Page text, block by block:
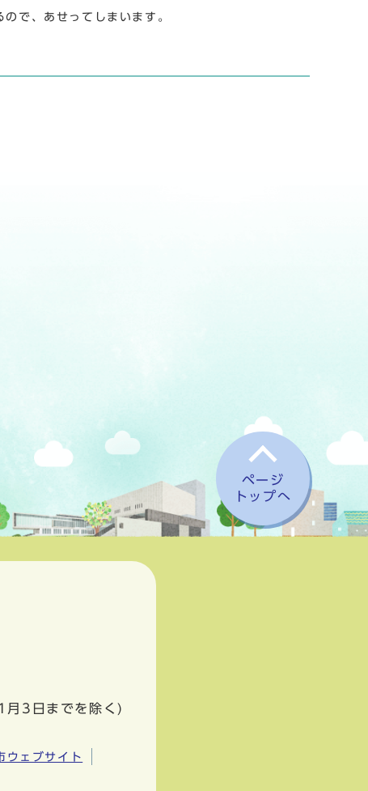
で、あせってしまいます。
ページ
トップへ
3日までを除く)
ウェブサイト